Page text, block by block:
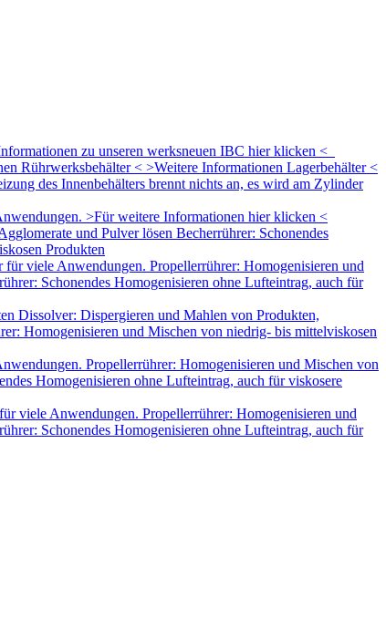
zu unseren werksneuen IBC hier klicken <
Rührwerksbehälter < >Weitere Informationen Lagerbehälter <
des Innenbehälters brennt nichts an, es wird am Zylinder
>Für weitere Informationen hier klicken <
und Pulver lösen Becherrührer: Schonendes
Produkten
viele Anwendungen. Propellerrührer: Homogenisieren und
Schonendes Homogenisieren ohne Lufteintrag, auch für
Dissolver: Dispergieren und Mahlen von Produkten,
Homogenisieren und Mischen von niedrig- bis mittelviskosen
Propellerrührer: Homogenisieren und Mischen von
Homogenisieren ohne Lufteintrag, auch für viskosere
viele Anwendungen. Propellerrührer: Homogenisieren und
Schonendes Homogenisieren ohne Lufteintrag, auch für